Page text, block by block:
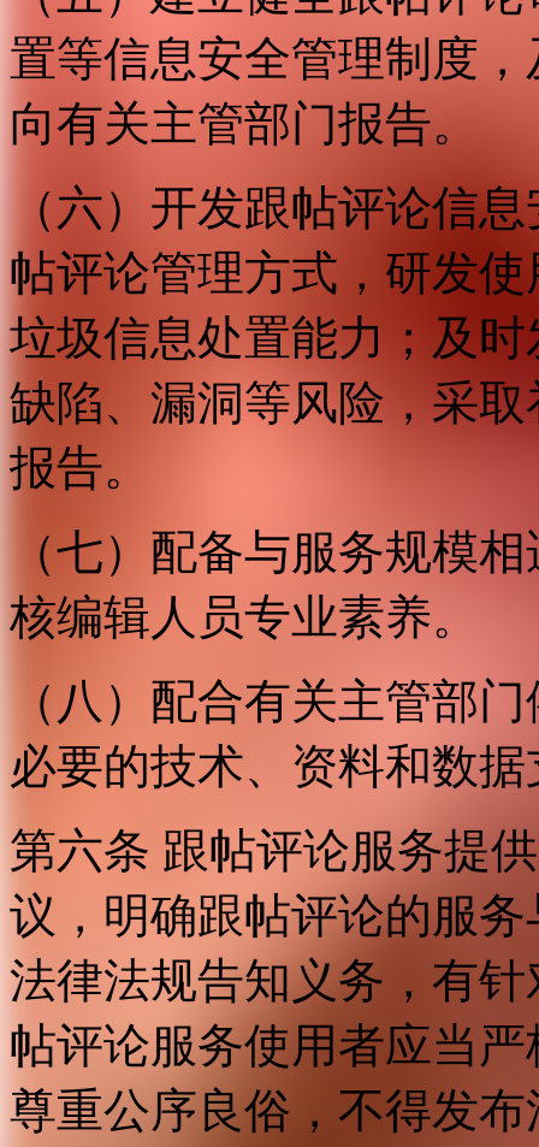
置等信息安全管理制度
向有关主管部门报告。
（六）开发跟帖评论信
帖评论管理方式，研发
垃圾信息处置能力；及
缺陷、漏洞等风险，采
报告。
（七）配备与服务规模
核编辑人员专业素养。
（八）配合有关主管部
必要的技术、资料和数
第六条 跟帖评论服务提
议，明确跟帖评论的服
法律法规告知义务，有
帖评论服务使用者应当
尊重公序良俗，不得发